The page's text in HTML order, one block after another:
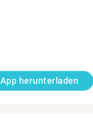
App herunterladen